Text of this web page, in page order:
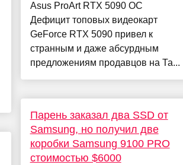
Asus ProArt RTX 5090 OC
Дефицит топовых видеокарт
GeForce RTX 5090 привел к
странным и даже абсурдным
предложениям продавцов на Та...
Парень заказал два SSD от
Samsung, но получил две
коробки Samsung 9100 PRO
стоимостью $6000